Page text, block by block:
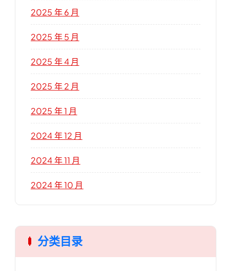
2025 年 6 月
2025 年 5 月
2025 年 4 月
2025 年 2 月
2025 年 1 月
2024 年 12 月
2024 年 11 月
2024 年 10 月
分类目录